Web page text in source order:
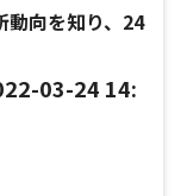
動向を知り、24
03-24 14: